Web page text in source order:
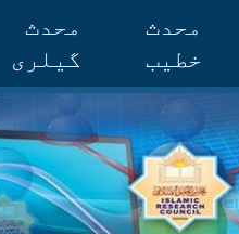
محدث
خطیب
محدث
گیلری